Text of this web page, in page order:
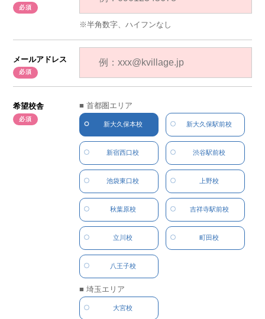
半角数字、ハイフンなし
メールアドレス
希望校舎 ■ 首都圏エリア
新大久保本校 新大久保駅前校
新宿西口校 渋谷駅前校
池袋東口校 上野校
秋葉原校 吉祥寺駅前校
立川校 町田校
八王子校
■ 埼玉エリア
大宮校